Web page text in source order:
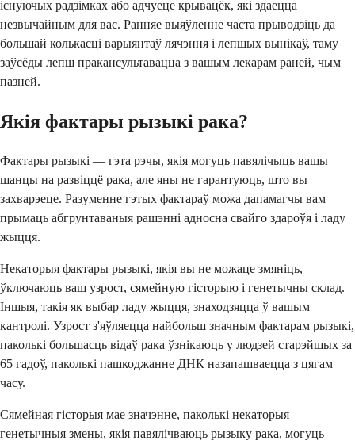
існуючых радзімках або адчуеце крывацёк, які здаецца
незвычайным для вас. Ранняе выяўленне часта прыводзіць да
большай колькасці варыянтаў лячэння і лепшых вынікаў, таму
заўсёды лепш пракансультавацца з вашым лекарам раней, чым
пазней.
Якія фактары рызыкі рака?
Фактары рызыкі — гэта рэчы, якія могуць павялічыць вашы
шанцы на развіццё рака, але яны не гарантуюць, што вы
захварэеце. Разуменне гэтых фактараў можа дапамагчы вам
прымаць абгрунтаваныя рашэнні адносна свайго здароўя і ладу
жыцця.
Некаторыя фактары рызыкі, якія вы не можаце змяніць,
ўключаюць ваш узрост, сямейную гісторыю і генетычны склад.
Іншыя, такія як выбар ладу жыцця, знаходзяцца ў вашым
кантролі. Узрост з'яўляецца найбольш значным фактарам рызыкі,
паколькі большасць відаў рака ўзнікаюць у людзей старэйшых за
65 гадоў, паколькі пашкоджанне ДНК назапашваецца з цягам
часу.
Сямейная гісторыя мае значэнне, паколькі некаторыя
генетычныя змены, якія павялічваюць рызыку рака, могуць